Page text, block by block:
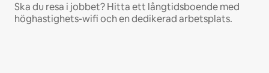
Ska du resa i jobbet? Hitta ett långtidsboende med
höghastighets-wifi och en dedikerad arbetsplats.